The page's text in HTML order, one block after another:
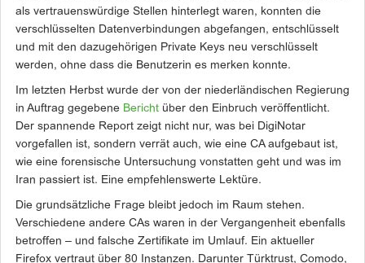
als vertrauenswürdige Stellen hinterlegt waren, konnten die
verschlüsselten Datenverbindungen abgefangen, entschlüsselt
und mit den dazugehörigen Private Keys neu verschlüsselt
werden, ohne dass die Benutzerin es merken konnte.
Im letzten Herbst wurde der von der niederländischen Regierung
in Auftrag gegebene Bericht über den Einbruch veröffentlicht.
Der spannende Report zeigt nicht nur, was bei DigiNotar
vorgefallen ist, sondern verrät auch, wie eine CA aufgebaut ist,
wie eine forensische Untersuchung vonstatten geht und was im
Iran passiert ist. Eine empfehlenswerte Lektüre.
Die grundsätzliche Frage bleibt jedoch im Raum stehen.
Verschiedene andere CAs waren in der Vergangenheit ebenfalls
betroffen – und falsche Zertifikate im Umlauf. Ein aktueller
Firefox vertraut über 80 Instanzen. Darunter Türktrust, Comodo,